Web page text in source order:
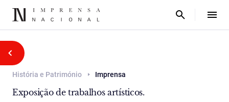
História e Património Imprensa
Exposição de trabalhos artísticos.